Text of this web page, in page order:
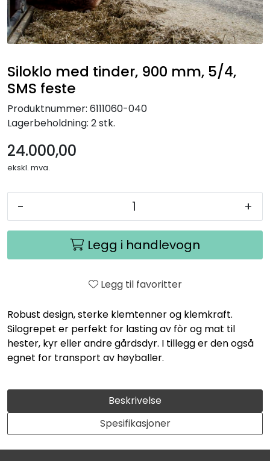
Siloklo med tinder, 900 mm, 5/4,
SMS feste
Produktnummer: 6111060-040
Lagerbeholdning: 2 stk.
24.000,00
ekskl. mva.
- +
Legg i handlevogn
Legg til favoritter
Robust design, sterke klemtenner og klemkraft.
Silogrepet er perfekt for lasting av fòr og mat til
hester, kyr eller andre gårdsdyr. I tillegg er den også
egnet for transport av høyballer.
Beskrivelse
Spesifikasjoner